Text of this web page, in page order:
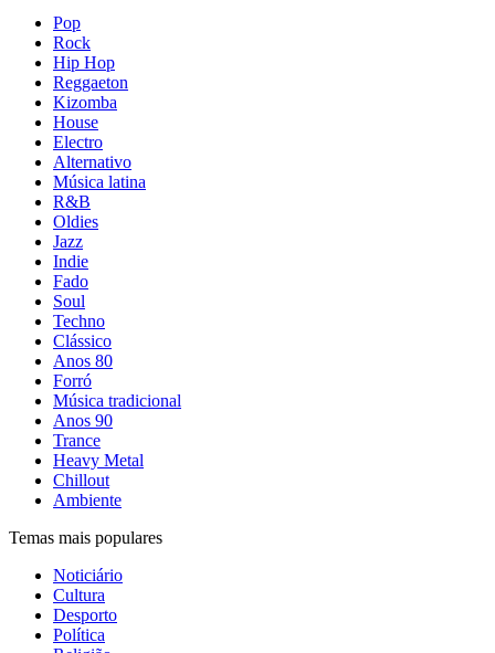
Pop
Rock
Hip Hop
Reggaeton
Kizomba
House
Electro
Alternativo
Música latina
R&B
Oldies
Jazz
Indie
Fado
Soul
Techno
Clássico
Anos 80
Forró
Música tradicional
Anos 90
Trance
Heavy Metal
Chillout
Ambiente
Temas mais populares
Noticiário
Cultura
Desporto
Política